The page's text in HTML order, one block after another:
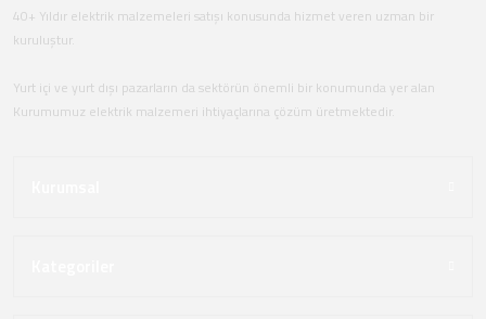
40+ Yıldır elektrik malzemeleri satışı konusunda hizmet veren uzman bir
kuruluştur.
Yurt içi ve yurt dışı pazarların da sektörün önemli bir konumunda yer alan
Kurumumuz elektrik malzemeri ihtiyaçlarına çözüm üretmektedir.